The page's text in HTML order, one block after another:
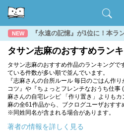
NEW 『永遠の記憶』が1位に！本ラ
タサン志麻のおすすめラン
タサン志麻のおすすめ作品のランキングで
ている件数が多い順で並んでいます。
『志麻さんの台所ルール 毎日のごはん作
コツ』や『ちょっとフレンチなおうち仕事
麻さんの自宅レシピ 「作り置き」よりも
麻の全61作品から、ブクログユーザおすす
※同姓同名が含まれる場合があります。
著者の情報を詳しく見る